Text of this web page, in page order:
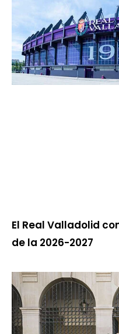
El Real Valladolid
de la 2026-2027